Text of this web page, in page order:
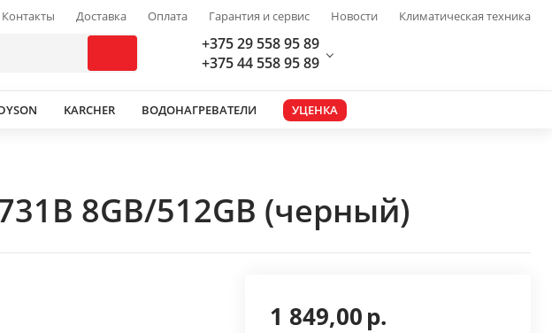
Контакты Доставка Оплата Гарантия и сервис Новости Климатическая техника
+375 29 558 95 89
+375 44 558 95 89
KARCHER ВОДОНАГРЕВАТЕЛИ УЦЕНКА
8GB/512GB (черный)
1 849,00р.